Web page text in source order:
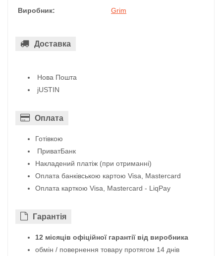
Виробник: Grim
Доставка
Нова Пошта
jUSTIN
Оплата
Готівкою
ПриватБанк
Накладений платіж (при отриманні)
Оплата банківською картою Visa, Mastercard
Оплата карткою Visa, Mastercard - LiqPay
Гарантiя
12 місяців офіційної гарантії від виробника
обмін / повернення товару протягом 14 днів